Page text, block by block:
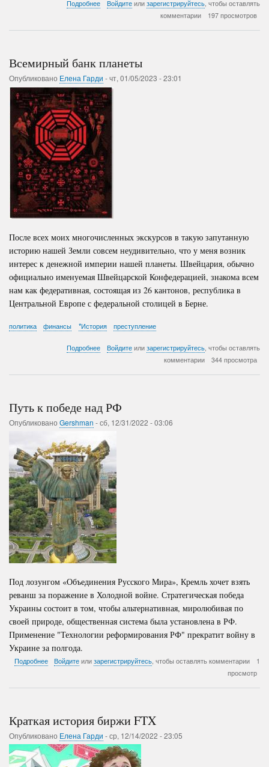
Подробнее
смерти!
Войдите или зарегистрируйтесь, чтобы оставлять
комментарии
197 просмотров
Всемирный банк планеты
Опубликовано Елена Гарди -чт, 01/05/2023 - 23:01
После всех моих многочисленных экскурсов в такую запутанную
историю нашей Земли совсем неудивительно, что у меня возник
интерес к денежной империи нашей планеты. Швейцария, обычно
официально именуемая Швейцарской Конфедерацией, знакома всем
нам как федеративная, состоящая из 26 кантонов, республика в
Центральной Европе с федеральной столицей в Берне.
политика финансы *История преступление
Подробнее
планеты
Войдите или зарегистрируйтесь , чтобы оставлять
комментарии
344 просмотра
Путь к победе над РФ
Опубликовано Gershman -сб, 12/31/2022 - 03:06
Под лозунгом «Объединения Русского Мира», Кремль хочет взять
реванш за поражение в Холодной войне. Стратегическая победа
Украины состоит в том, чтобы альтернативная, миролюбивая по
своей природе, общественная система была установлена в РФ.
Применение "Технологии реформирования РФ" прекратит войну в
Украине за полгода.
Подробнеео
победе
Войдите илизарегистрируйтесь , чтобы оставлять комментарии
1
просмотр
Краткая история биржи FTX
Опубликовано Елена Гарди -ср, 12/14/2022 - 23:05